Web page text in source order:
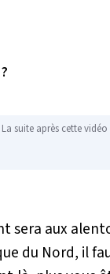
La suite après cette vidéo
sera aux
du Nord, il